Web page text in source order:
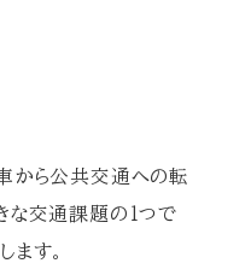
から公共交通への転
な交通課題の1つで
す。